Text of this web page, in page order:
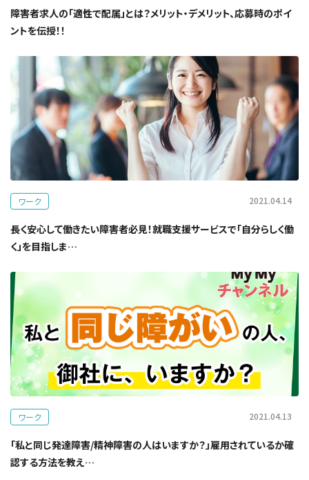
障害者求人の「適性で配属」とは？メリット・デメリット、応募時のポイ
ントを伝授！！
ワーク 2021.04.14
長く安心して働きたい障害者必見！就職支援サービスで「自分らしく働
く」を目指しま…
ワーク 2021.04.13
「私と同じ発達障害/精神障害の人はいますか？」雇用されているか確
認する方法を教え…